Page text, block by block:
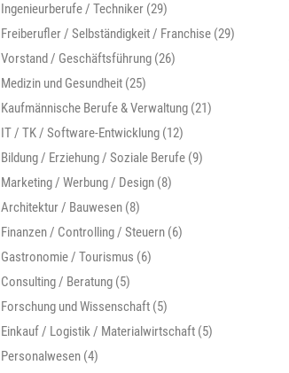
Ingenieurberufe / Techniker (29)
Freiberufler / Selbständigkeit / Franchise (29)
Vorstand / Geschäftsführung (26)
Medizin und Gesundheit (25)
Kaufmännische Berufe & Verwaltung (21)
IT / TK / Software-Entwicklung (12)
Bildung / Erziehung / Soziale Berufe (9)
Marketing / Werbung / Design (8)
Architektur / Bauwesen (8)
Finanzen / Controlling / Steuern (6)
Gastronomie / Tourismus (6)
Consulting / Beratung (5)
Forschung und Wissenschaft (5)
Einkauf / Logistik / Materialwirtschaft (5)
Personalwesen (4)